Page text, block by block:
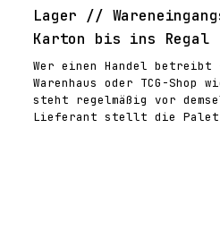
Lager //
Karton bis ins Regal
Wer einen Handel betreibt
Warenhaus oder TCG-Shop
steht regelmäßig vor
Lieferant stellt die